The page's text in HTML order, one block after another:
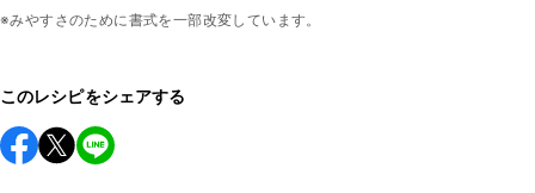
※みやすさのために書式を一部改変しています。
このレシピをシェアする